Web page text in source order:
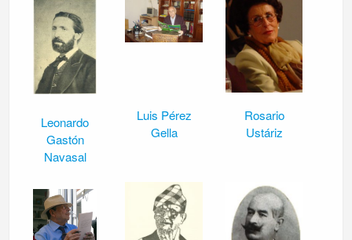
Leonardo
Gastón
Navasal
Luis Pérez
Gella
Rosario
Ustáriz